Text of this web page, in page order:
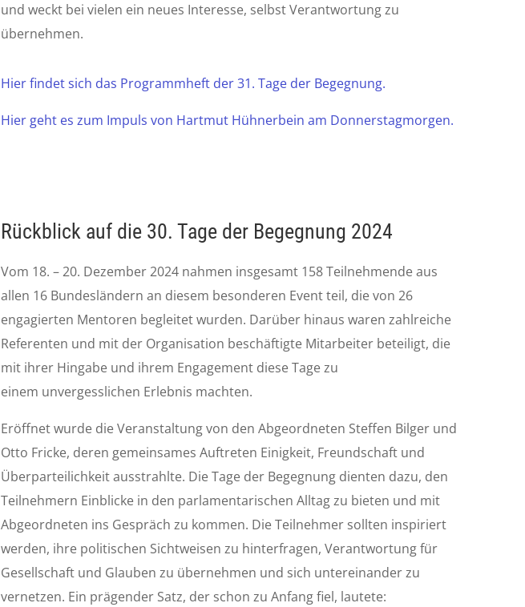
und weckt bei vielen ein neues Interesse, selbst Verantwortung zu
übernehmen.
Hier findet sich das Programmheft der 31. Tage der Begegnung.
Hier geht es zum Impuls von Hartmut Hühnerbein am Donnerstagmorgen.
Rückblick auf die 30. Tage der Begegnung 2024
Vom 18. – 20. Dezember 2024 nahmen insgesamt 158 Teilnehmende aus
allen 16 Bundesländern an diesem besonderen Event teil, die von 26
engagierten Mentoren begleitet wurden. Darüber hinaus waren zahlreiche
Referenten und mit der Organisation beschäftigte Mitarbeiter beteiligt, die
mit ihrer Hingabe und ihrem Engagement diese Tage zu
einem unvergesslichen Erlebnis machten.
Eröffnet wurde die Veranstaltung von den Abgeordneten Steffen Bilger und
Otto Fricke, deren gemeinsames Auftreten Einigkeit, Freundschaft und
Überparteilichkeit ausstrahlte. Die Tage der Begegnung dienten dazu, den
Teilnehmern Einblicke in den parlamentarischen Alltag zu bieten und mit
Abgeordneten ins Gespräch zu kommen. Die Teilnehmer sollten inspiriert
werden, ihre politischen Sichtweisen zu hinterfragen, Verantwortung für
Gesellschaft und Glauben zu übernehmen und sich untereinander zu
vernetzen. Ein prägender Satz, der schon zu Anfang fiel, lautete: